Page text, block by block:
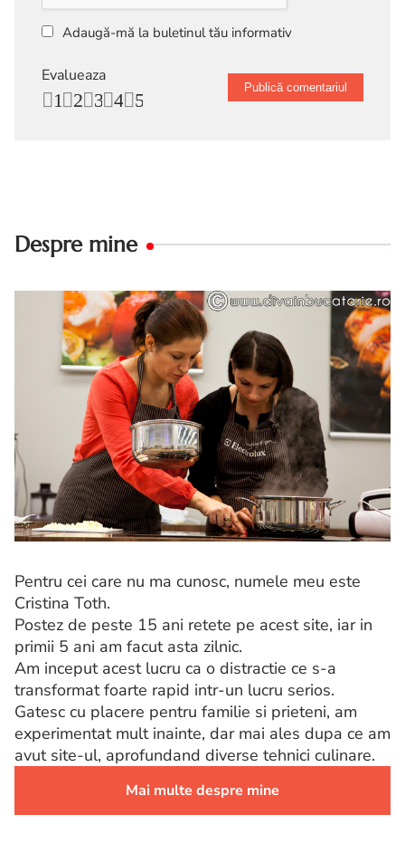
Adaugă-mă la buletinul tău informativ
Evalueaza
5
4
3
2
1
Despre mine
Pentru cei care nu ma cunosc, numele meu este
Cristina Toth.
Postez de peste 15 ani retete pe acest site, iar in
primii 5 ani am facut asta zilnic.
Am inceput acest lucru ca o distractie ce s-a
transformat foarte rapid intr-un lucru serios.
Gatesc cu placere pentru familie si prieteni, am
experimentat mult inainte, dar mai ales dupa ce am
avut site-ul, aprofundand diverse tehnici culinare.
Mai multe despre mine